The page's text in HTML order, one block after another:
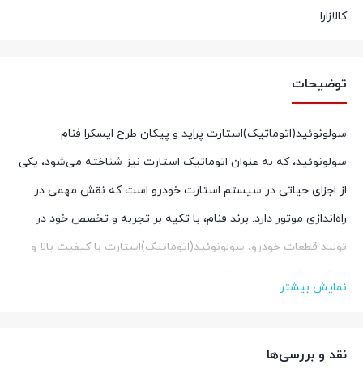
کالازارا
توضیحات
سولونوئید(اتوماتیک)استارت پراید و پیکان طرح ایسکرا فنام
سولونوئید، که به عنوان اتوماتیک استارت نیز شناخته می‌شود، یکی
از اجزای حیاتی در سیستم استارت خودرو است که نقش مهمی در
راه‌اندازی موتور دارد. برند فنام، با تکیه بر تجربه و تخصص خود در
تولید قطعات خودرو، سولونوئید(اتوماتیک)استارت با کیفیت بالا و
اولیه با کیفیت و تکنولوژی‌های پیشرفته تولید می‌شوند، که منجر به
نمایش بیشتر
نقد و بررسی‌ها